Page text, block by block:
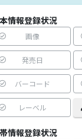
情報登録状況
画像
発売日
バーコード
レーベル
情報登録状況